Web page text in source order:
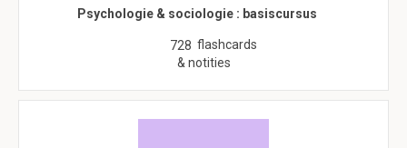
Psychologie & sociologie : basiscursus
728 flashcards
& notities